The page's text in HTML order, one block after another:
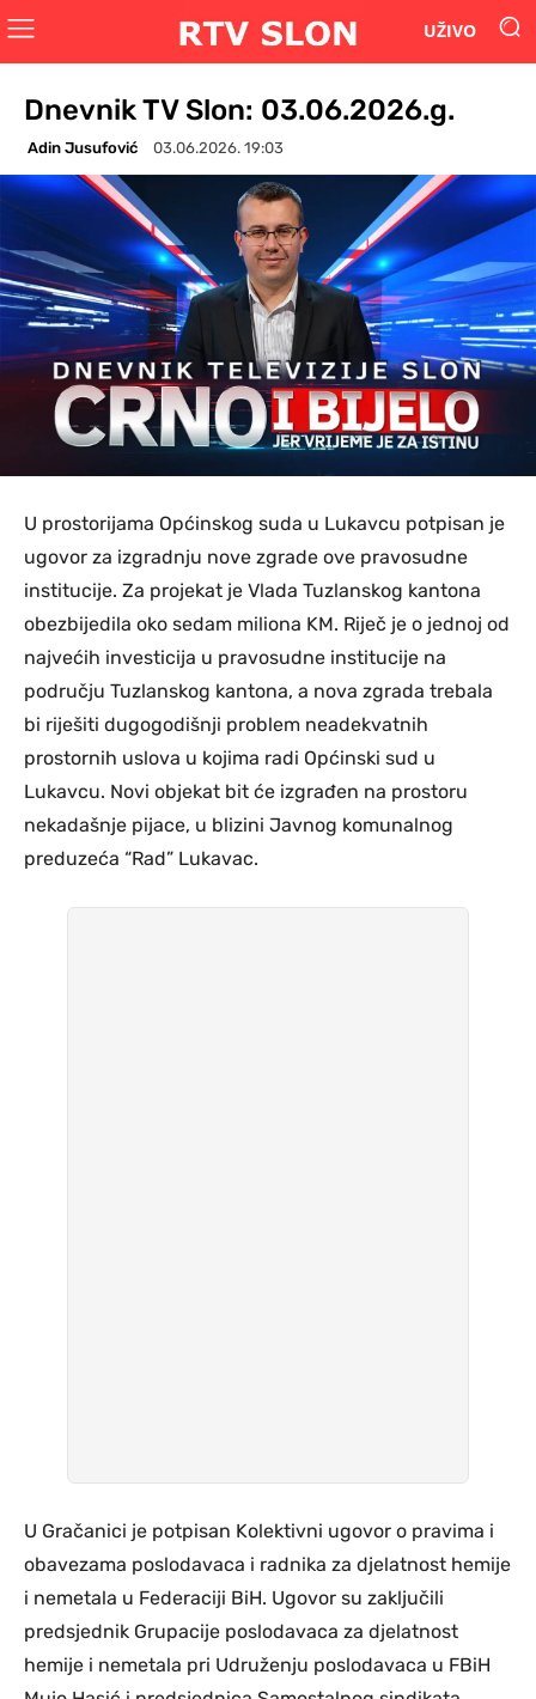
UŽIVO
Dnevnik TV Slon: 03.06.2026.g.
Adin Jusufović 03.06.2026. 19:03
U prostorijama Općinskog suda u Lukavcu potpisan je
ugovor za izgradnju nove zgrade ove pravosudne
institucije. Za projekat je Vlada Tuzlanskog kantona
obezbijedila oko sedam miliona KM. Riječ je o jednoj od
najvećih investicija u pravosudne institucije na
području Tuzlanskog kantona, a nova zgrada trebala
bi riješiti dugogodišnji problem neadekvatnih
prostornih uslova u kojima radi Općinski sud u
Lukavcu. Novi objekat bit će izgrađen na prostoru
nekadašnje pijace, u blizini Javnog komunalnog
preduzeća “Rad” Lukavac.
U Gračanici je potpisan Kolektivni ugovor o pravima i
obavezama poslodavaca i radnika za djelatnost hemije
i nemetala u Federaciji BiH. Ugovor su zaključili
predsjednik Grupacije poslodavaca za djelatnost
hemije i nemetala pri Udruženju poslodavaca u FBiH